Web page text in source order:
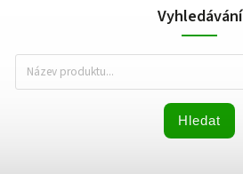
Vyhledávání
Hledat